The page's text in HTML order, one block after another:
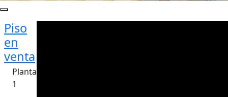
Piso
en
venta
Planta
1